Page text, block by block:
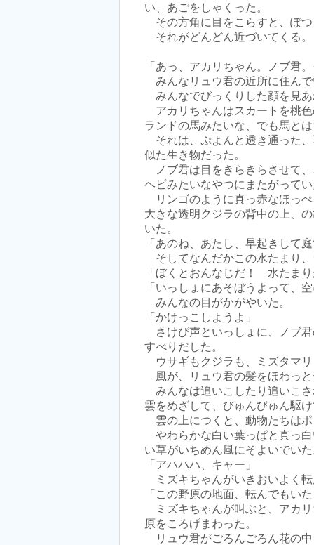
い、あごをしゃくった。
その方角に目をこらすと、ぽ
それがどんどん近づいてくる。
「あっ、アカリちゃん。ノブ君
みんなリュウ君の近所に住ん
みんなでびっくりした顔を見
アカリちゃんはスカートを桃
ランドの馬みたいな、でも馬と
それは、ぷよんと透き通った
似た生き物だった。
ノブ君は目をきらきらさせて
ヘビみたいなやつにまたがって
リンゴのように真っ赤なほっ
大きな透明クジラの背中の上、
いた。
「あのね、あたし、早起きして
そしてなんだかこの水たまり
「ぼくとおんなじだ！ 水たま
「いっしょにあそぼうよって、
みんなの目がかがやいた。
「かけっこしようよ」
さけび声といっしょに、ノブ
すべりだした。
ウサギもクジラも、ミズタマ
風が、リュウ君の髪をほわっ
みんなは追いこしたり追いこ
雲をめざして、びゅんびゅん駆
雲の上につくと、動物たちは
やわらかな白い葉っぱと真っ
い草がいちめん風にそよいでい
「アハハハ、キャー」
ミズキちゃんがいきおいよく
「この野原の地面、転んでもい
ミズキちゃんが叫ぶと、アカ
原をころげまわった。
リュウ君がごろんごろん花の